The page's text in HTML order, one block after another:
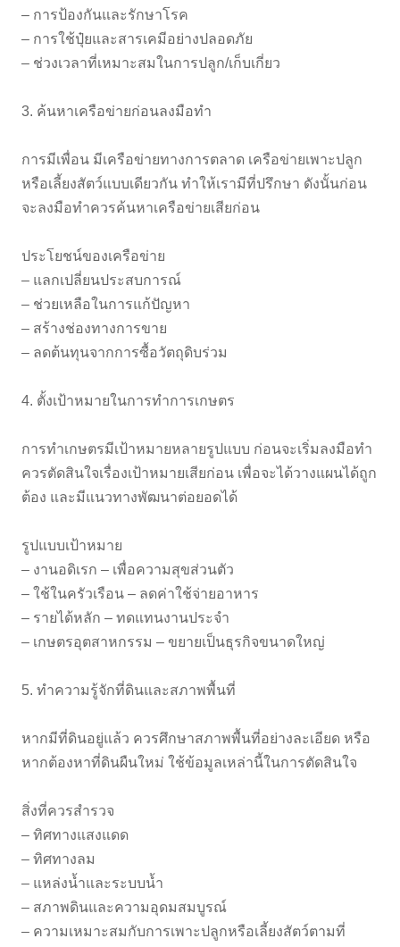
– การป้องกันและรักษาโรค
– การใช้ปุ๋ยและสารเคมีอย่างปลอดภัย
– ช่วงเวลาที่เหมาะสมในการปลูก/เก็บเกี่ยว
3. ค้นหาเครือข่ายก่อนลงมือทำ
การมีเพื่อน มีเครือข่ายทางการตลาด เครือข่ายเพาะปลูก
หรือเลี้ยงสัตว์แบบเดียวกัน ทำให้เรามีที่ปรึกษา ดังนั้นก่อน
จะลงมือทำควรค้นหาเครือข่ายเสียก่อน
ประโยชน์ของเครือข่าย
– แลกเปลี่ยนประสบการณ์
– ช่วยเหลือในการแก้ปัญหา
– สร้างช่องทางการขาย
– ลดต้นทุนจากการซื้อวัตถุดิบร่วม
4. ตั้งเป้าหมายในการทำการเกษตร
การทำเกษตรมีเป้าหมายหลายรูปแบบ ก่อนจะเริ่มลงมือทำ
ควรตัดสินใจเรื่องเป้าหมายเสียก่อน เพื่อจะได้วางแผนได้ถูก
ต้อง และมีแนวทางพัฒนาต่อยอดได้
รูปแบบเป้าหมาย
– งานอดิเรก – เพื่อความสุขส่วนตัว
– ใช้ในครัวเรือน – ลดค่าใช้จ่ายอาหาร
– รายได้หลัก – ทดแทนงานประจำ
– เกษตรอุตสาหกรรม – ขยายเป็นธุรกิจขนาดใหญ่
5. ทำความรู้จักที่ดินและสภาพพื้นที่
หากมีที่ดินอยู่แล้ว ควรศึกษาสภาพพื้นที่อย่างละเอียด หรือ
หากต้องหาที่ดินผืนใหม่ ใช้ข้อมูลเหล่านี้ในการตัดสินใจ
สิ่งที่ควรสำรวจ
– ทิศทางแสงแดด
– ทิศทางลม
– แหล่งน้ำและระบบน้ำ
– สภาพดินและความอุดมสมบูรณ์
– ความเหมาะสมกับการเพาะปลูกหรือเลี้ยงสัตว์ตามที่